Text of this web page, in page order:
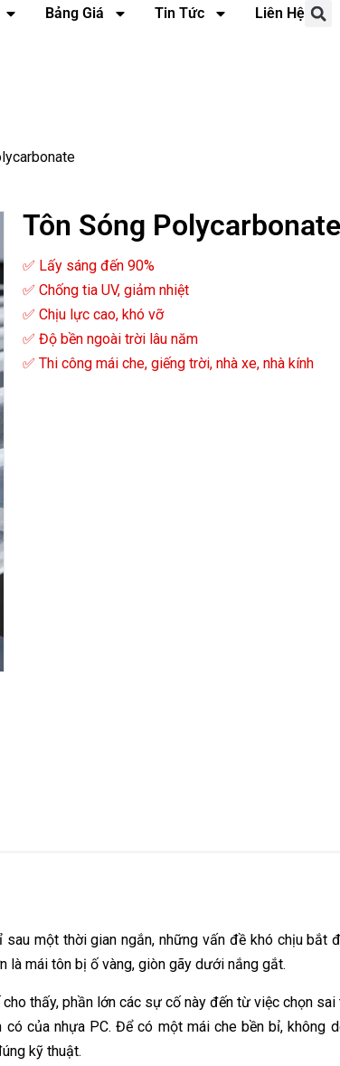
Bảng Giá Tin Tức Liên Hệ
Tôn Sóng Polycarbonate
✅ Lấy sáng đến 90%
✅ Chống tia UV, giảm nhiệt
✅ Chịu lực cao, khó vỡ
✅ Độ bền ngoài trời lâu năm
✅ Thi công mái che, giếng trời, nhà xe, nhà kính
một thời gian ngắn, những vấn đề khó chịu bắt
là mái tôn bị ố vàng, giòn gãy dưới nắng gắt.
thấy, phần lớn các sự cố này đến từ việc chọn
của nhựa PC. Để có một mái che bền bỉ, không
kỹ thuật.